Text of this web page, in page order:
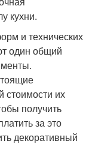
кухни.
и технических
один общий
стоимости их
получить
за это
декоративный